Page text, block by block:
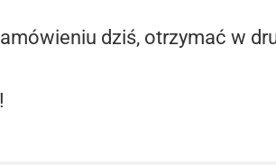
dziś, otrzymać w